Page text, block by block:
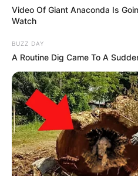
Video Of Giant Anaconda Is
Watch
BUZZ DAY
A Routine Dig Came To A